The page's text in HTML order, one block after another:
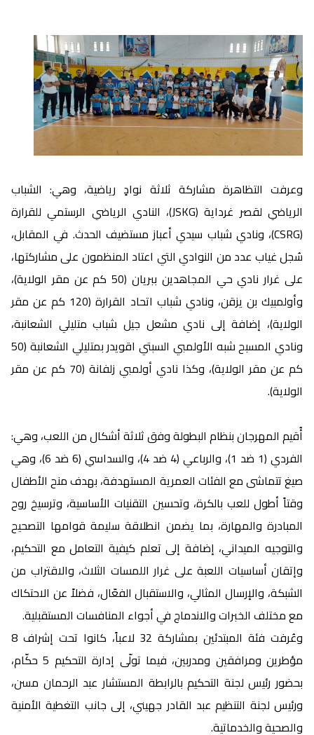
وعرفت التظاهرة مشاركة ثلاثة نوادٍ رياضية، وهي: الشباب
الرياضي لقصر غرداية (JSKG)، النادي الرياضي الرستمي للقرارة
(CSRG)، ونادي شباب سيدي أعباز مستضيف الحدث. في المقابل،
سُجل غياب عدد من النوادي التي اعتاد المنظمون على مشاركتها،
على غرار نادي حي المجاهدين ببريان (50 كم عن مقر الولاية)،
وأولمبيك بن يزقن، ونادي شباب اتحاد القرارة (120 كم عن مقر
الولاية)، إضافة إلى نادي مشعل جيل شباب متليلي الشعانبة،
ونادي المسبح شبه الأولمبي السبتي اقويدر بمتليلي الشعانبة (50
كم عن مقر الولاية)، وكذا نادي أولمبي زلفانة (70 كم عن مقر
الولاية).
أُقيم المهرجان بنظام البطولة وفق ثلاثة أشكال من اللعب، وهي:
الفردي (1 ضد 1)، والرباعي (4 ضد 4)، والسداسي (6 ضد 6)، وهي
صيغ تتماشى مع الفئات العمرية المستهدفة، بهدف منح الأطفال
وقتاً أطول للعب بالكرة، وتحسين التقنيات الأساسية، وترسيخ روح
المبادرة والمهارة، بما يضمن انطلاقة سليمة قوامها التصحيح
والتوجيه الميداني، إضافة إلى تعلم كيفية التعامل مع التحكيم،
وإتقان أساسيات اللعبة على غرار اللمسات الثلاث، والاقتراب من
الشبكة، والإرسال المثالي، والاستقبال الفعّال، فضلاً عن الاحتكاك
مع مختلف الخبرات والاندماج في أجواء المنافسات المستقبلية.
وعُرفت فئة المبتدئين بمشاركة 32 لاعباً، كانوا تحت إشراف 8
مؤطرين ومرافقين ومدربين، فيما تولّى إدارة التحكيم 5 حكّام،
بحضور رئيس لجنة التحكيم بالرابطة المستشار عبد الرحمان مسن،
ورئيس لجنة التنظيم عبد القادر جهيني، إلى جانب التغطية الأمنية
والصحية والخدماتية.